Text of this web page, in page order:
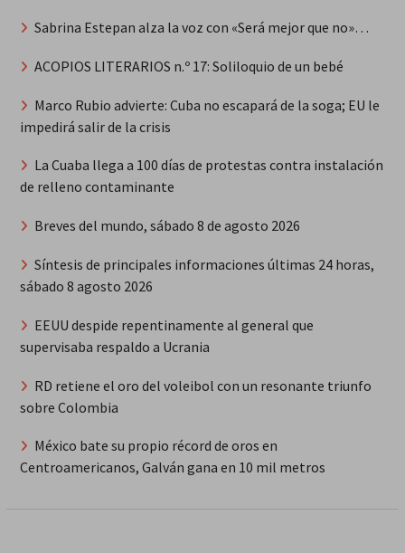
Sabrina Estepan alza la voz con «Será mejor que no»…
ACOPIOS LITERARIOS n.º 17: Soliloquio de un bebé
Marco Rubio advierte: Cuba no escapará de la soga; EU le
impedirá salir de la crisis
La Cuaba llega a 100 días de protestas contra instalación
de relleno contaminante
Breves del mundo, sábado 8 de agosto 2026
Síntesis de principales informaciones últimas 24 horas,
sábado 8 agosto 2026
EEUU despide repentinamente al general que
supervisaba respaldo a Ucrania
RD retiene el oro del voleibol con un resonante triunfo
sobre Colombia
México bate su propio récord de oros en
Centroamericanos, Galván gana en 10 mil metros